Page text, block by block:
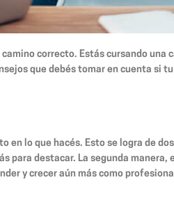
correcto. Estás cursando una
que debés tomar en cuenta si
lo que hacés. Esto se logra de
destacar. La segunda manera,
y crecer aún más como